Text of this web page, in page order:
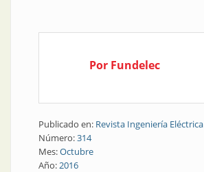
Por Fundelec
Publicado en: Revista Ingeniería Eléctrica
Número:314
Mes:Octubre
Año:2016